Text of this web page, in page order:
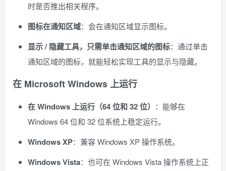
时是否推出相关程序。
图标在通知区域：会在通知区域显示图标。
显示 / 隐藏工具，只需单击通知区域的图标：通过单击
通知区域的图标，就能轻松实现工具的显示与隐藏。
在 Microsoft Windows 上运行
在 Windows 上运行（64 位和 32 位） ：能够在
Windows 64 位和 32 位系统上稳定运行。
Windows XP：兼容 Windows XP 操作系统。
Windows Vista：也可在 Windows Vista 操作系统上正